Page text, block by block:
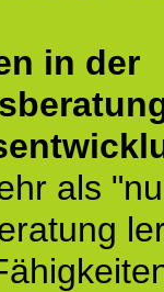
in der
als